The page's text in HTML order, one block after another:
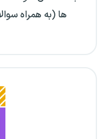
ها (به همراه